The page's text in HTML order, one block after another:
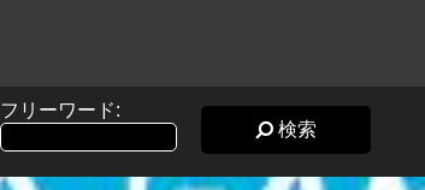
フリーワード:
検索